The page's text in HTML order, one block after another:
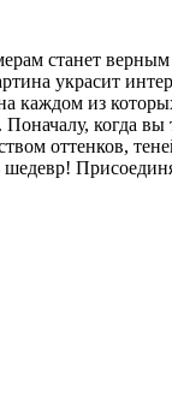
станет
украсит
каждом из
когда вы
оттенков,